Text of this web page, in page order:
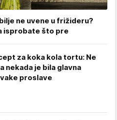
ne uvene u frižideru?
isprobate što pre
za koka kola tortu: Ne
nekada je bila glavna
proslave